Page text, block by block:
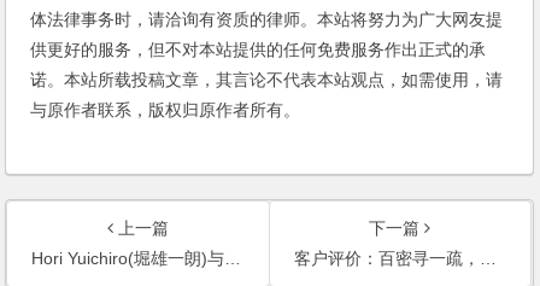
体法律事务时，请洽询有资质的律师。本站将努力为广大网友提
供更好的服务，但不对本站提供的任何免费服务作出正式的承
诺。本站所载投稿文章，其言论不代表本站观点，如需使用，请
与原作者联系，版权归原作者所有。
上一篇
Hori Yuichiro(堀雄一朗)与杨新宙损害股东利益责任纠纷二审案件二审民事判决书
下一篇
客户评价：百密寻一疏，专业维股权